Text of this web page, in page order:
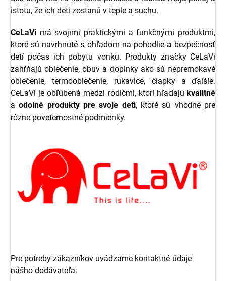
istotu, že ich deti zostanú v teple a suchu.
CeLaVi má svojimi praktickými a funkčnými produktmi,
ktoré sú navrhnuté s ohľadom na pohodlie a bezpečnosť
detí počas ich pobytu vonku. Produkty značky CeLaVi
zahŕňajú oblečenie, obuv a doplnky ako sú nepremokavé
oblečenie, termooblečenie, rukavice, čiapky a ďalšie.
CeLaVi je obľúbená medzi rodičmi, ktorí hľadajú kvalitné
aodolné produkty pre svoje deti, ktoré sú vhodné pre
rôzne poveternostné podmienky.
Pre potreby zákazníkov uvádzame kontaktné údaje
nášho dodávateľa: